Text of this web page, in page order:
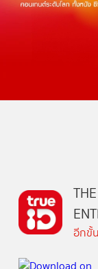
อีกขั้